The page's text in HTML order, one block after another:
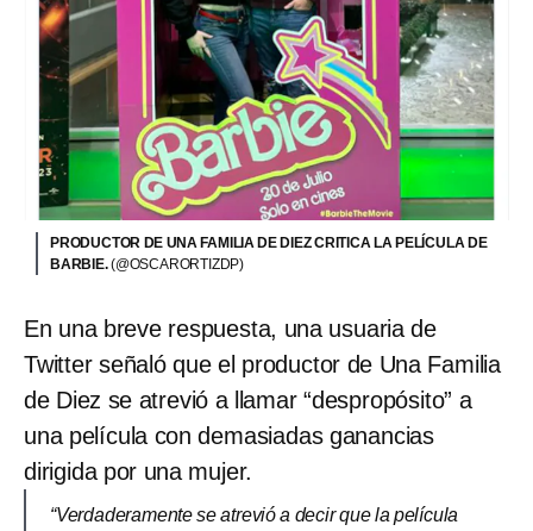
PRODUCTOR DE UNA FAMILIA DE DIEZ CRITICA LA PELÍCULA DE
BARBIE.(@OSCARORTIZDP)
En una breve respuesta, una usuaria de
Twitter señaló que el productor de Una Familia
de Diez se atrevió a llamar “despropósito” a
una película con demasiadas ganancias
dirigida por una mujer.
“Verdaderamente se atrevió a decir que la película